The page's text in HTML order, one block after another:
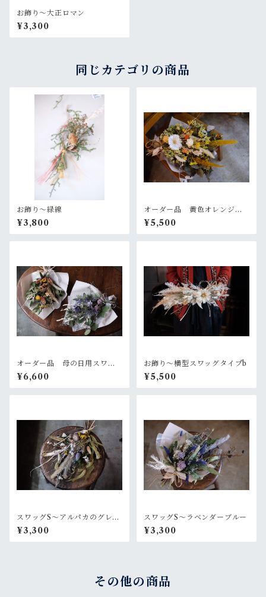
お飾り〜大正ロマン
¥3,300
同じカテゴリの商品
お飾り〜緑線
¥3,800
オーダー品 黄色オレンジの
大きめスワッグ
¥5,500
オーダー品 母の日用スワッ
グ2個セット
¥6,600
お飾り〜横型スワッグタイプb
¥5,500
スワッグS〜アルパカのグレー
なセーター
¥3,300
スワッグS〜ラベンダーブルー
¥3,300
その他の商品